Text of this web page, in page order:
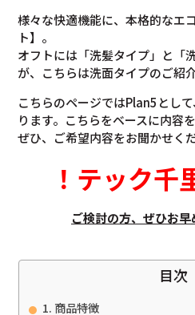
様々な快適機能に、本格的なエ
ト】。
オフトには「洗髪タイプ」と「
が、こちらは洗面タイプのご紹
こちらのページではPlan5とし
ります。こちらをベースに内容
ぜひ、ご希望内容をお聞かせく
！ テック千
ご検討の方、ぜひお早
目次
商品特徴